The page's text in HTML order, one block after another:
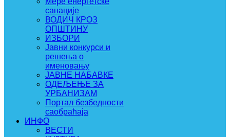
санације
ВОДИЧ КРОЗ
ОПШТИНУ
ИЗБОРИ
Јавни конкурси и
решења о
именовању
ЈАВНЕ НАБАВКЕ
ОДЕЉЕЊЕ ЗА
УРБАНИЗАМ
Портал безбедности
саобраћаја
ИНФО
ВЕСТИ